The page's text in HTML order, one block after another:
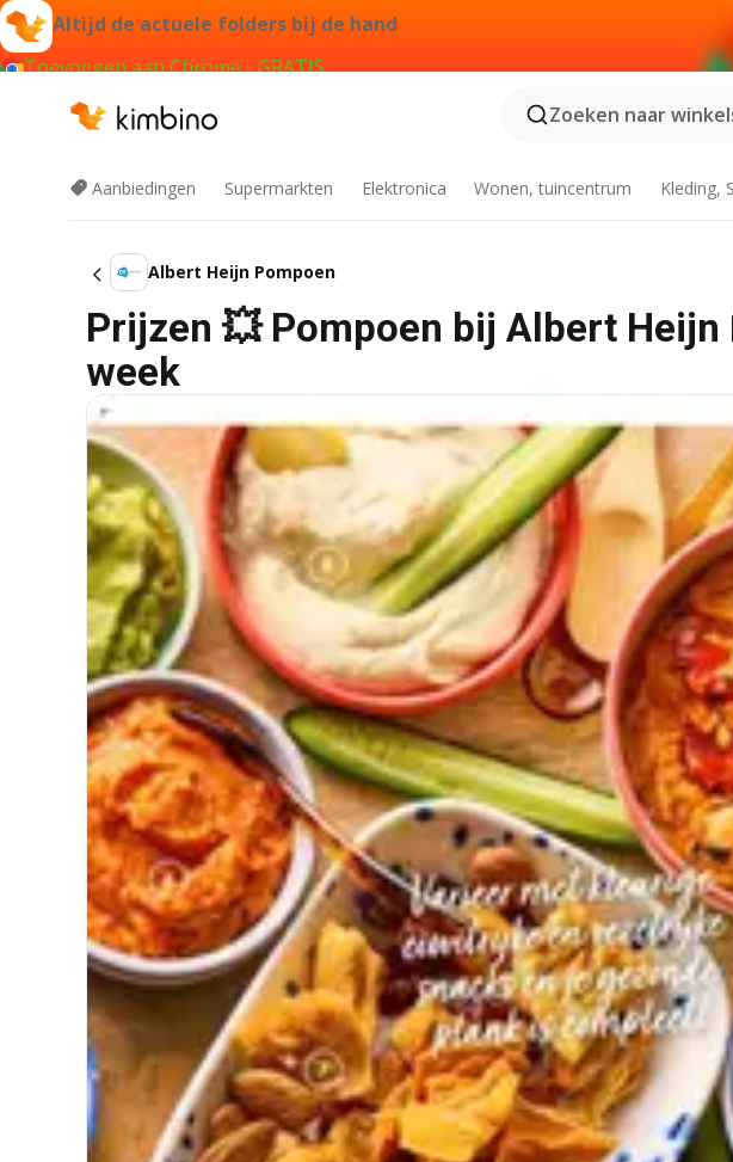
Altijd de actuele folders bij de hand
Toevoegen aan Chrome - GRATIS
Zoeken naar
Aanbiedingen Supermarkten Elektronica Wonen, tuincentrum Kleding,
Albert Heijn Pompoen
Prijzen 💥 Pompoen bij Albert
week